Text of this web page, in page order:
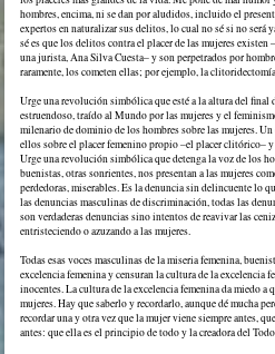
hombres, encima, ni se dan por aludidos, incluido el
expertos en naturalizar sus delitos, lo cual no sé si no será
sé es que los delitos contra el placer de las mujeres existen
una jurista, Ana Silva Cuesta– y son perpetrados por
raramente, los cometen ellas; por ejemplo, la
Urge una revolución simbólica que esté a la altura del final
estruendoso, traído al Mundo por las mujeres y el
milenario de dominio de los hombres sobre las mujeres.
ellos sobre el placer femenino propio –el placer clitórico–
Urge una revolución simbólica que detenga la voz de los
buenistas, otras sonrientes, nos presentan a las mujeres
perdedoras, miserables. Es la denuncia sin delincuente lo
las denuncias masculinas de discriminación, todas las
son verdaderas denuncias sino intentos de reavivar las
entristeciendo o azuzando a las mujeres.
Todas esas voces masculinas de la miseria femenina,
excelencia femenina y censuran la cultura de la excelencia
inocentes. La cultura de la excelencia femenina da miedo a
mujeres. Hay que saberlo y recordarlo, aunque dé mucha
recordar una y otra vez que la mujer viene siempre antes,
antes: que ella es el principio de todo y la creadora del